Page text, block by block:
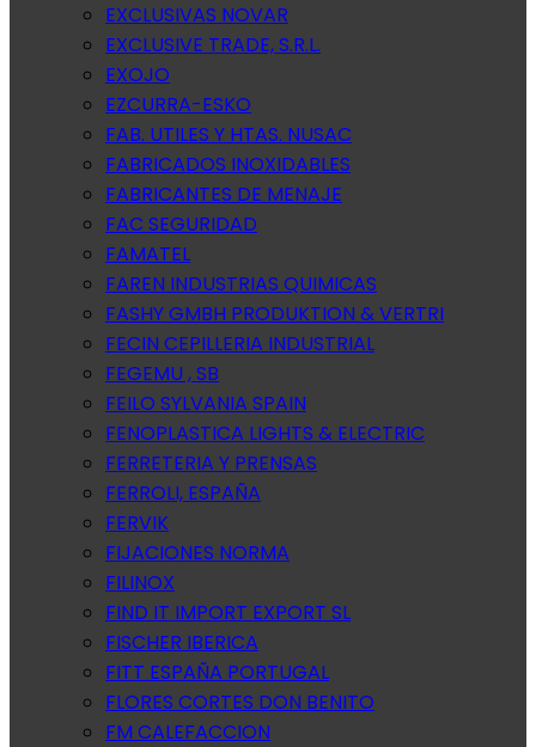
EXCLUSIVAS NOVAR
EXCLUSIVE TRADE, S.R.L.
EXOJO
EZCURRA-ESKO
FAB. UTILES Y HTAS. NUSAC
FABRICADOS INOXIDABLES
FABRICANTES DE MENAJE
FAC SEGURIDAD
FAMATEL
FAREN INDUSTRIAS QUIMICAS
FASHY GMBH PRODUKTION & VERTRI
FECIN CEPILLERIA INDUSTRIAL
FEGEMU , SB
FEILO SYLVANIA SPAIN
FENOPLASTICA LIGHTS & ELECTRIC
FERRETERIA Y PRENSAS
FERROLI, ESPAÑA
FERVIK
FIJACIONES NORMA
FILINOX
FIND IT IMPORT EXPORT SL
FISCHER IBERICA
FITT ESPAÑA PORTUGAL
FLORES CORTES DON BENITO
FM CALEFACCION